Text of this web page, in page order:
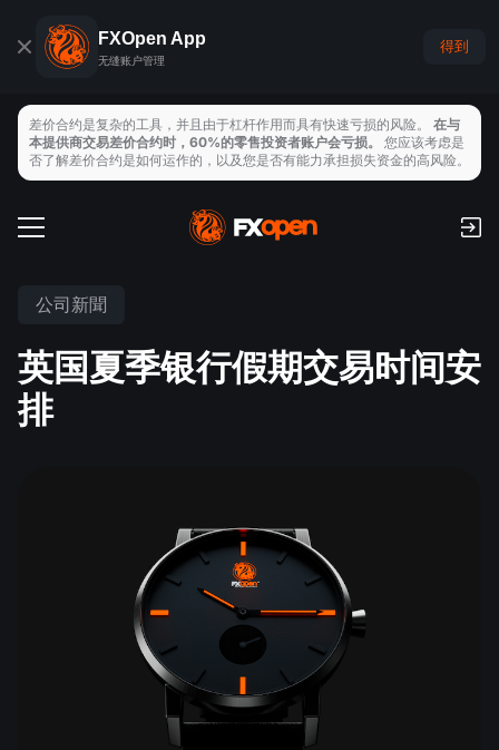
FXOpen App
无缝账户管理
得到
支付
存取款
交易工具
指數
交易平臺
TickTrader
FXOpen App
經濟日曆
什麼是差價合約交易?
什麼是ECN交易?
為什麼選擇我們
公司新聞
英国夏季银行假期交易时间安
排
差价合约是复杂的工具，并且由于杠杆作用而具有快速亏损的风险。 在与
本提供商交易差价合约时，60%的零售投资者账户会亏损。 您应该考虑是
否了解差价合约是如何运作的，以及您是否有能力承担损失资金的高风险。